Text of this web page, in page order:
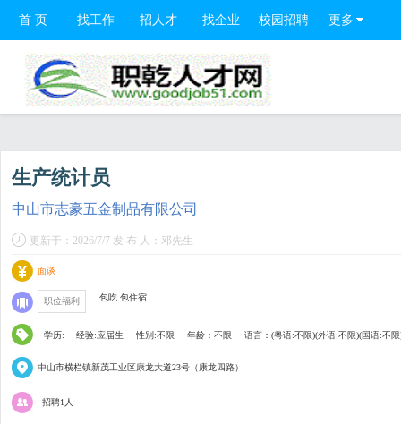
首 页 找工作 招人才 找企业 校园招聘 更多
生产统计员
中山市志豪五金制品有限公司
更新于：2026/7/7 发 布 人：邓先生
面谈
职位福利 包吃 包住宿
学历: 经验:应届生 性别:不限 年龄：不限 语言：(粤语:不限)(外语:不限)(国语:不
中山市横栏镇新茂工业区康龙大道23号（康龙四路）
招聘1人